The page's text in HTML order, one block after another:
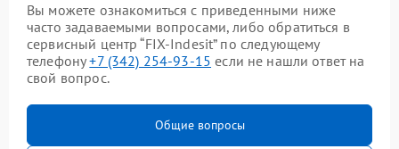
Вы можете ознакомиться с приведенными ниже
часто задаваемыми вопросами, либо обратиться в
сервисный центр “FIX-Indesit” по следующему
телефону+7 (342) 254-93-15 если не нашли ответ на
свой вопрос.
Общие вопросы